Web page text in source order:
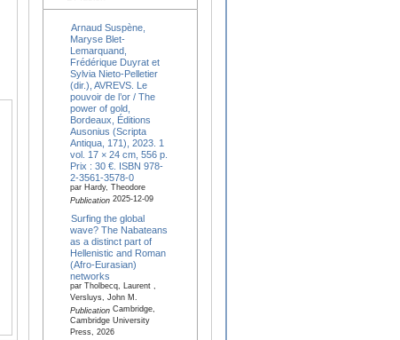
Arnaud Suspène,
Maryse Blet-
Lemarquand,
Frédérique Duyrat et
Sylvia Nieto-Pelletier
(dir.), AVREVS. Le
pouvoir de l’or / The
power of gold,
Bordeaux, Éditions
Ausonius (Scripta
Antiqua, 171), 2023. 1
vol. 17 × 24 cm, 556 p.
Prix : 30 €. ISBN 978-
2-3561-3578-0
par Hardy, Theodore
Publication2025-12-09
Surfing the global
wave? The Nabateans
as a distinct part of
Hellenistic and Roman
(Afro-Eurasian)
networks
par Tholbecq, Laurent ,
Versluys, John M.
PublicationCambridge,
Cambridge University
Press, 2026